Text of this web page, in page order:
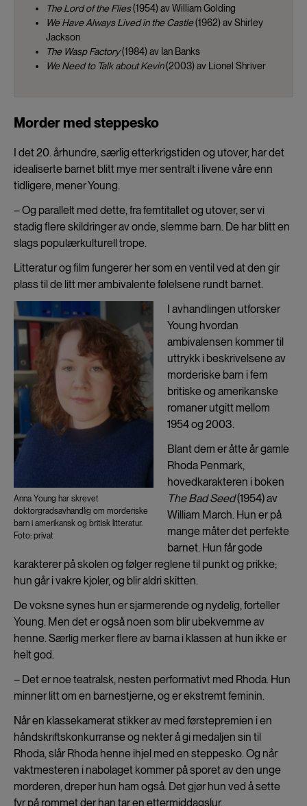
The Lord of the Flies(1954) av William Golding
We Have Always Lived in the Castle(1962) av Shirley
Jackson
The Wasp Factory(1984) av Ian Banks
We Need to Talk about Kevin(2003) av Lionel Shriver
Morder med steppesko
I det 20. århundre, særlig etterkrigstiden og utover, har det
idealiserte barnet blitt mye mer sentralt i livene våre enn
tidligere, mener Young.
– Og parallelt med dette, fra femtitallet og utover, ser vi
stadig flere skildringer av onde, slemme barn. De har blitt en
slags populærkulturell trope.
Litteratur og film fungerer her som en ventil ved at den gir
plass til de litt mer ambivalente følelsene rundt barnet.
Anna Young har skrevet
doktorgradsavhandlig om morderiske
barn i amerikansk og britisk litteratur.
Foto: privat
I avhandlingen utforsker
Young hvordan
ambivalensen kommer til
uttrykk i beskrivelsene av
morderiske barn i fem
britiske og amerikanske
romaner utgitt mellom
1954 og 2003.
Blant dem er åtte år gamle
Rhoda Penmark,
hovedkarakteren i boken
The Bad Seed(1954) av
William March. Hun er på
mange måter det perfekte
barnet. Hun får gode
karakterer på skolen og følger reglene til punkt og prikke;
hun går i vakre kjoler, og blir aldri skitten.
De voksne synes hun er sjarmerende og nydelig, forteller
Young. Men det er også noen som blir ubekvemme av
henne. Særlig merker flere av barna i klassen at hun ikke er
helt god.
– Det er noe teatralsk, nesten performativt med Rhoda. Hun
minner litt om en barnestjerne, og er ekstremt feminin.
Når en klassekamerat stikker av med førstepremien i en
håndskriftskonkurranse og nekter å gi medaljen sin til
Rhoda, slår Rhoda henne ihjel med en steppesko. Og når
vaktmesteren i nabolaget kommer på sporet av den unge
morderen, dreper hun ham også. Det gjør hun ved å sette
fyr på rommet der han tar en ettermiddagslur.